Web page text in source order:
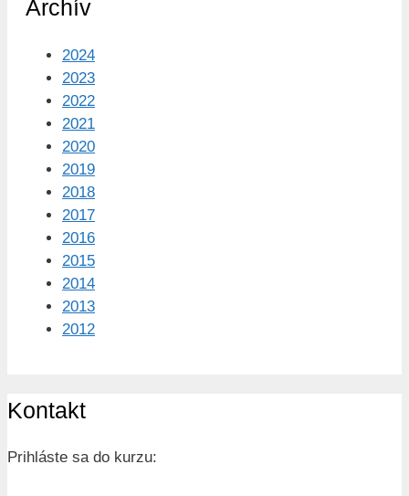
Archív
2024
2023
2022
2021
2020
2019
2018
2017
2016
2015
2014
2013
2012
Kontakt
Prihláste sa do kurzu: